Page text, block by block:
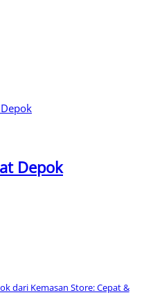
Depok
dari Kemasan Store: Cepat &